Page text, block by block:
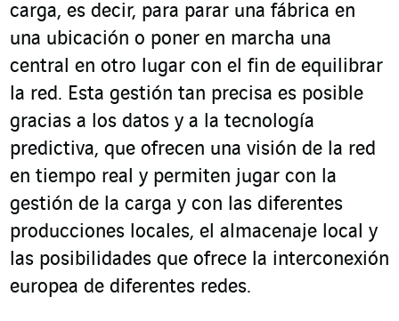
carga, es decir, para parar una fábrica en
una ubicación o poner en marcha una
central en otro lugar con el fin de equilibrar
la red. Esta gestión tan precisa es posible
gracias a los datos y a la tecnología
predictiva, que ofrecen una visión de la red
en tiempo real y permiten jugar con la
gestión de la carga y con las diferentes
producciones locales, el almacenaje local y
las posibilidades que ofrece la interconexión
europea de diferentes redes.